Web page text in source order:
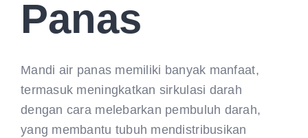
Panas
Mandi air panas memiliki banyak manfaat,
termasuk meningkatkan sirkulasi darah
dengan cara melebarkan pembuluh darah,
yang membantu tubuh mendistribusikan